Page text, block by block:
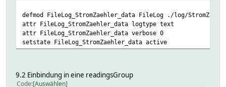
defmod FileLog_StromZaehler_data FileLog ./log/
attr FileLog_StromZaehler_data logtype text
attr FileLog_StromZaehler_data verbose 0
setstate FileLog_StromZaehler_data active
9.2 Einbindung in eine readingsGroup
Code Auswählen